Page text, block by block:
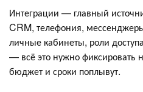
Интеграции — главный
CRM, телефония,
личные кабинеты, роли
— всё это нужно фиксировать
бюджет и сроки поплывут.